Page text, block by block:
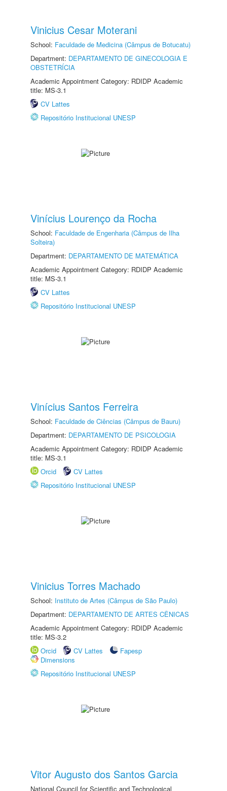
Vinicius Cesar Moterani
School: Faculdade de Medicina (Câmpus de Botucatu)
Department: DEPARTAMENTO DE GINECOLOGIA E
OBSTETRÍCIA
Academic Appointment Category: RDIDP Academic
title: MS-3.1
CV Lattes
Repositório Institucional UNESP
Vinícius Lourenço da Rocha
School: Faculdade de Engenharia (Câmpus de Ilha
Solteira)
Department: DEPARTAMENTO DE MATEMÁTICA
Academic Appointment Category: RDIDP Academic
title: MS-3.1
CV Lattes
Repositório Institucional UNESP
Vinícius Santos Ferreira
School: Faculdade de Ciências (Câmpus de Bauru)
Department: DEPARTAMENTO DE PSICOLOGIA
Academic Appointment Category: RDIDP Academic
title: MS-3.1
Orcid
CV Lattes
Repositório Institucional UNESP
Vinicius Torres Machado
School: Instituto de Artes (Câmpus de São Paulo)
Department: DEPARTAMENTO DE ARTES CÊNICAS
Academic Appointment Category: RDIDP Academic
title: MS-3.2
Orcid
CV Lattes
Fapesp
Dimensions
Repositório Institucional UNESP
Vitor Augusto dos Santos Garcia
National Council for Scientific and Technological